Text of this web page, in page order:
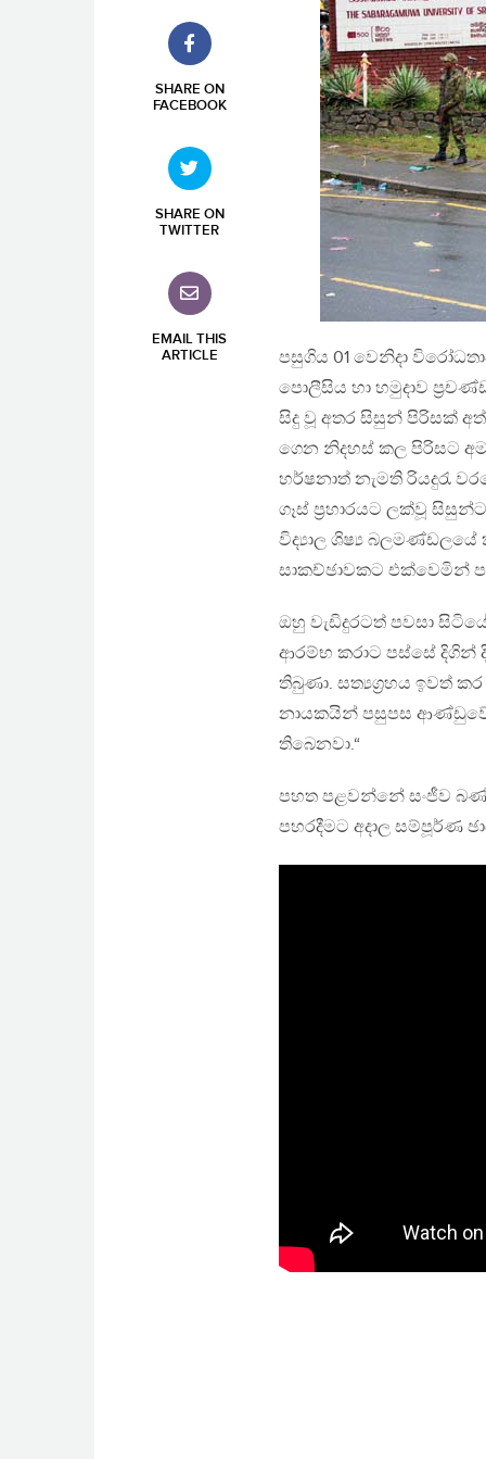
SHARE ON
FACEBOOK
SHARE ON
TWITTER
EMAIL THIS
ARTICLE
පසුගිය 01 වෙනිදා
පොලීසිය හා හමුදාව
සිදු වූ අතර සිසුන් පිරිසක්
ගෙන නිදහස් කල පිරිසට
හර්ෂනාත් නැමති රියදුරැ
ගෑස් ප්‍රහාරයට ලක්වූ
විද්‍යාල ශිෂ්‍ය බලමණ්ඩලයේ
සාකච්ඡාවකට එක්වෙමින්
ඔහු වැඩිදුරටත් පවසා
ආරම්භ කරාට පස්සේ
තිබුණා. සත්‍යග්‍රහය ඉවත්
නායකයින් පසුපස
තිබෙනවා.“
පහත පළවන්නේ සංජීව
පහරදීමට අදාල‍ සම්පූර්ණ